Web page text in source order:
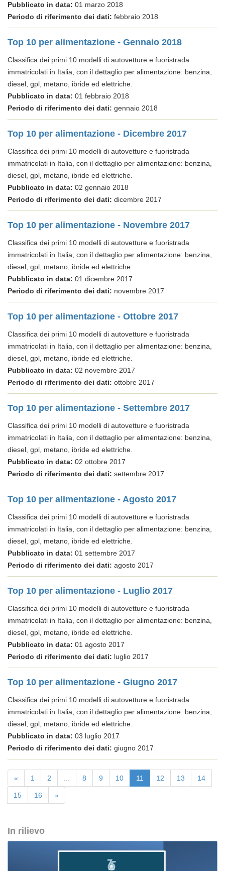
Pubblicato in data: 01 marzo 2018
Periodo di riferimento dei dati: febbraio 2018
Top 10 per alimentazione - Gennaio 2018
Classifica dei primi 10 modelli di autovetture e fuoristrada
immatricolati in Italia, con il dettaglio per alimentazione: benzina,
diesel, gpl, metano, ibride ed elettriche.
Pubblicato in data: 01 febbraio 2018
Periodo di riferimento dei dati: gennaio 2018
Top 10 per alimentazione - Dicembre 2017
Classifica dei primi 10 modelli di autovetture e fuoristrada
immatricolati in Italia, con il dettaglio per alimentazione: benzina,
diesel, gpl, metano, ibride ed elettriche.
Pubblicato in data: 02 gennaio 2018
Periodo di riferimento dei dati: dicembre 2017
Top 10 per alimentazione - Novembre 2017
Classifica dei primi 10 modelli di autovetture e fuoristrada
immatricolati in Italia, con il dettaglio per alimentazione: benzina,
diesel, gpl, metano, ibride ed elettriche.
Pubblicato in data: 01 dicembre 2017
Periodo di riferimento dei dati: novembre 2017
Top 10 per alimentazione - Ottobre 2017
Classifica dei primi 10 modelli di autovetture e fuoristrada
immatricolati in Italia, con il dettaglio per alimentazione: benzina,
diesel, gpl, metano, ibride ed elettriche.
Pubblicato in data: 02 novembre 2017
Periodo di riferimento dei dati: ottobre 2017
Top 10 per alimentazione - Settembre 2017
Classifica dei primi 10 modelli di autovetture e fuoristrada
immatricolati in Italia, con il dettaglio per alimentazione: benzina,
diesel, gpl, metano, ibride ed elettriche.
Pubblicato in data: 02 ottobre 2017
Periodo di riferimento dei dati: settembre 2017
Top 10 per alimentazione - Agosto 2017
Classifica dei primi 10 modelli di autovetture e fuoristrada
immatricolati in Italia, con il dettaglio per alimentazione: benzina,
diesel, gpl, metano, ibride ed elettriche.
Pubblicato in data: 01 settembre 2017
Periodo di riferimento dei dati: agosto 2017
Top 10 per alimentazione - Luglio 2017
Classifica dei primi 10 modelli di autovetture e fuoristrada
immatricolati in Italia, con il dettaglio per alimentazione: benzina,
diesel, gpl, metano, ibride ed elettriche.
Pubblicato in data: 01 agosto 2017
Periodo di riferimento dei dati: luglio 2017
Top 10 per alimentazione - Giugno 2017
Classifica dei primi 10 modelli di autovetture e fuoristrada
immatricolati in Italia, con il dettaglio per alimentazione: benzina,
diesel, gpl, metano, ibride ed elettriche.
Pubblicato in data: 03 luglio 2017
Periodo di riferimento dei dati: giugno 2017
« 1 2 8 9 10 11 12 13 14
15 16 »
In rilievo